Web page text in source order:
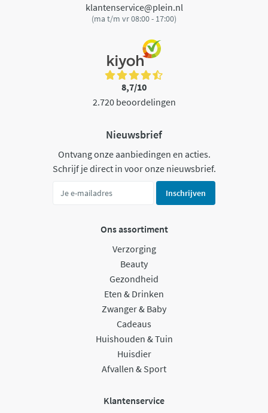
klantenservice@plein.nl
(ma t/m vr 08:00 - 17:00)
8,7/10
2.720 beoordelingen
Nieuwsbrief
Ontvang onze aanbiedingen en acties.
Schrijf je direct in voor onze nieuwsbrief.
Inschrijven
Ons assortiment
Verzorging
Beauty
Gezondheid
Eten & Drinken
Zwanger & Baby
Cadeaus
Huishouden & Tuin
Huisdier
Afvallen & Sport
Klantenservice